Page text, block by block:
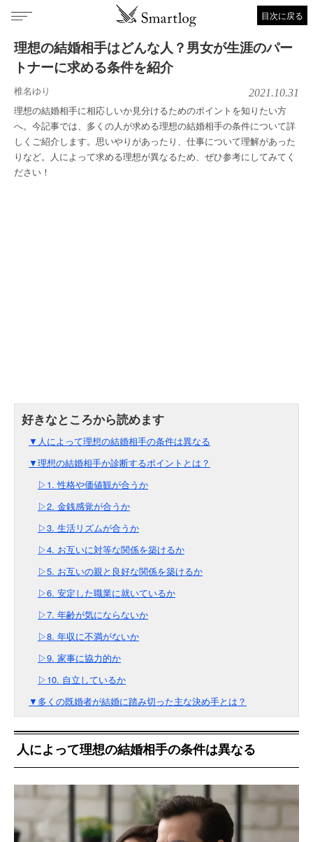
目次に戻る
理想の結婚相手はどんな人？男女が生涯のパー
トナーに求める条件を紹介
椎名ゆり 2021.10.31
理想の結婚相手に相応しいか見分けるためのポイントを知りたい方
へ。今記事では、多くの人が求める理想の結婚相手の条件について詳
しくご紹介します。思いやりがあったり、仕事について理解があった
りなど。人によって求める理想が異なるため、ぜひ参考にしてみてく
ださい！
▼人によって理想の結婚相手の条件は異なる
▼理想の結婚相手か診断するポイントとは？
▷1. 性格や価値観が合うか
▷2. 金銭感覚が合うか
▷3. 生活リズムが合うか
▷4. お互いに対等な関係を築けるか
▷5. お互いの親と良好な関係を築けるか
▷6. 安定した職業に就いているか
▷7. 年齢が気にならないか
▷8. 年収に不満がないか
▷9. 家事に協力的か
▷10. 自立しているか
▼多くの既婚者が結婚に踏み切った主な決め手とは？
人によって理想の結婚相手の条件は異なる